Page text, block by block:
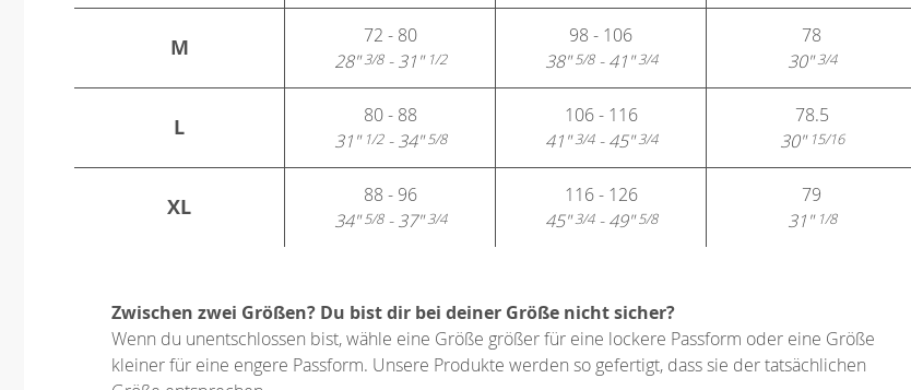
M
72 - 80
28"3/8- 31"1/2
98 - 106
38"5/8- 41"3/4
78
30"3/4
L
80 - 88
31"1/2- 34"5/8
106 - 116
41"3/4- 45"3/4
78.5
30"15/16
XL
88 - 96
34"5/8- 37"3/4
116 - 126
45"3/4- 49"5/8
79
31"1/8
Zwischen zwei Größen? Du bist dir bei deiner Größe nicht sicher?
Wenn du unentschlossen bist, wähle eine Größe größer für eine lockere Passform oder eine Größe
kleiner für eine engere Passform. Unsere Produkte werden so gefertigt, dass sie der tatsächlichen